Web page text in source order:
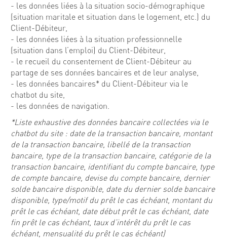
- les données liées à la situation socio-démographique
(situation maritale et situation dans le logement, etc.) du
Client-Débiteur,
- les données liées à la situation professionnelle
(situation dans l’emploi) du Client-Débiteur,
- le recueil du consentement de Client-Débiteur au
partage de ses données bancaires et de leur analyse,
- les données bancaires* du Client-Débiteur via le
chatbot du site,
- les données de navigation.
*Liste exhaustive des données bancaire collectées via le
chatbot du site : date de la transaction bancaire, montant
de la transaction bancaire, libellé de la transaction
bancaire, type de la transaction bancaire, catégorie de la
transaction bancaire, identifiant du compte bancaire, type
de compte bancaire, devise du compte bancaire, dernier
solde bancaire disponible, date du dernier solde bancaire
disponible, type/motif du prêt le cas échéant, montant du
prêt le cas échéant, date début prêt le cas échéant, date
fin prêt le cas échéant, taux d’intérêt du prêt le cas
échéant, mensualité du prêt le cas échéant)